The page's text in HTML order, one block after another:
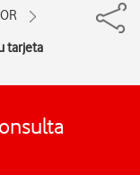
tarjeta